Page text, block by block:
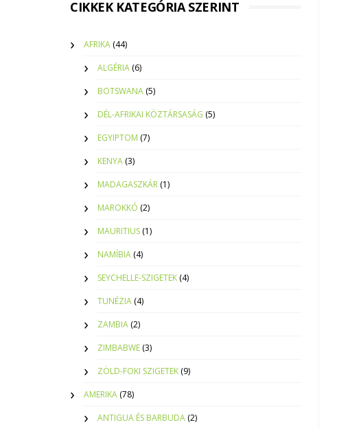
CIKKEK KATEGÓRIA SZERINT
AFRIKA (44)
ALGÉRIA (6)
BOTSWANA (5)
DÉL-AFRIKAI KÖZTÁRSASÁG (5)
EGYIPTOM (7)
KENYA (3)
MADAGASZKÁR (1)
MAROKKÓ (2)
MAURITIUS (1)
NAMÍBIA (4)
SEYCHELLE-SZIGETEK (4)
TUNÉZIA (4)
ZAMBIA (2)
ZIMBABWE (3)
ZÖLD-FOKI SZIGETEK (9)
AMERIKA (78)
ANTIGUA ÉS BARBUDA (2)